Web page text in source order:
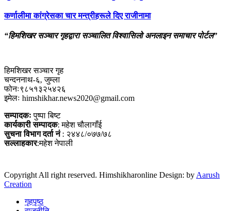
कर्णालीमा कांग्रेसका चार मन्त्रीहरूले दिए राजीनामा
“हिमशिखर सञ्चार गृहद्वारा सञ्चालित विश्वासिलो अनलाइन समाचार पोर्टल”
हिमशिखर सञ्चार गृह
चन्दननाथ-६, जुम्ला
फोनः९८५१३२५४२६
इमेलः himshikhar.news2020@gmail.com
सम्पादकःपुष्पा बिष्ट
कार्यकारी सम्पादक: महेश चौलागाँई
सुचना विभाग दर्ता नं: २४४८/०७७/७८
सल्लाहकार:महेश नेपाली
Copyright All right reserved. Himshikharonline Design: byAarush
Creation
गृहपृष्ठ